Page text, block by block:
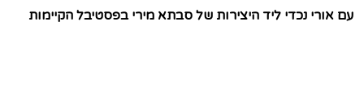
עם אורי נכדי ליד היצירות של סבתא מירי בפסטיבל הקיימות